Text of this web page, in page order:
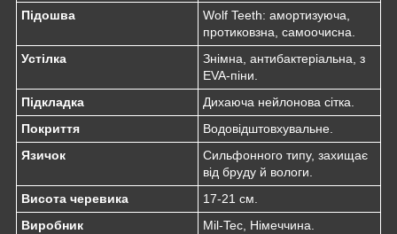
Підошва
Wolf Teeth: амортизуюча,
протиковзна, самоочисна.
Устілка
Знімна, антибактеріальна, з
EVA-піни.
Підкладка
Дихаюча нейлонова сітка.
Покриття
Водовідштовхувальне.
Язичок
Сильфонного типу, захищає
від бруду й вологи.
Висота черевика
17-21 см.
Виробник
Mil-Tec, Німеччина.